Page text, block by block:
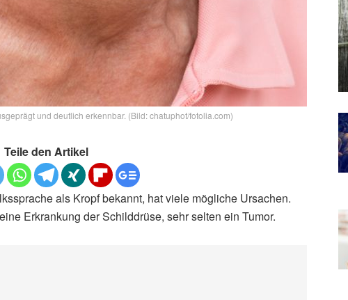
und deutlich erkennbar. (Bild: chatuphot/fotolia.com)
Teile den Artikel
als Kropf bekannt, hat viele mögliche Ursachen.
Erkrankung der Schilddrüse, sehr selten ein Tumor.